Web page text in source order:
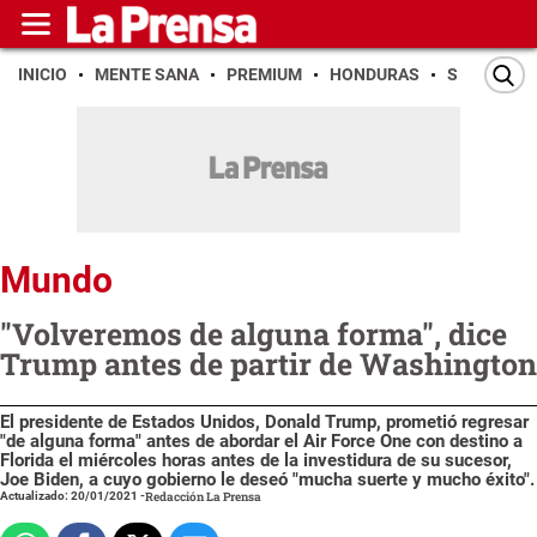
INICIO MENTE SANA PREMIUM HONDURAS SAN PEDRO
Mundo
"Volveremos de alguna forma", dice
Trump antes de partir de Washington
El presidente de Estados Unidos, Donald Trump, prometió regresar
"de alguna forma" antes de abordar el Air Force One con destino a
Florida el miércoles horas antes de la investidura de su sucesor,
Joe Biden, a cuyo gobierno le deseó "mucha suerte y mucho éxito".
Actualizado: 20/01/2021 -Redacción La Prensa